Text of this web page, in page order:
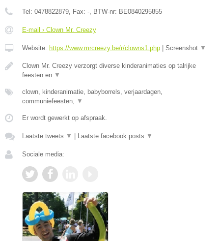
Tel: 0478822879, Fax: -, BTW-nr: BE0840295855
E-mail › Clown Mr. Creezy
Website: https://www.mrcreezy.be/r/clowns1.php Screenshot ▼
Clown Mr. Creezy verzorgt diverse kinderanimaties op talrijke
feesten en ▼
clown, kinderanimatie, babyborrels, verjaardagen,
communiefeesten, ▼
Er wordt gewerkt op afspraak.
Laatste tweets ▼ Laatste facebook posts ▼
Sociale media: